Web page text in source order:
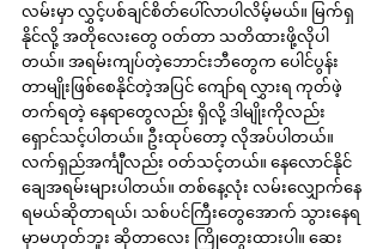
လမ်းမှာ လွှင့်ပစ်ချင်စိတ်ပေါ်လာပါလိမ့်မယ်။ မြက်ရှ
နိုင်လို့ အတိုလေးတွေ ဝတ်တာ သတိထားဖို့လိုပါ
တယ်။ အရမ်းကျပ်တဲ့ဘောင်းဘီတွေက ပေါင်ပွန်း
တာမျိုးဖြစ်စေနိုင်တဲ့အပြင် ကျော်ရ လွှားရ ကုတ်ဖဲ့
တက်ရတဲ့ နေရာတွေလည်း ရှိလို့ ဒါမျိုးကိုလည်း
ရှောင်သင့်ပါတယ်။ ဦးထုပ်တော့ လိုအပ်ပါတယ်။
လက်ရှည်အင်္ကျီလည်း ဝတ်သင့်တယ်။ နေလောင်နိုင်
ချေအရမ်းများပါတယ်။ တစ်နေ့လုံး လမ်းလျှောက်နေ
ရမယ်ဆိုတာရယ်၊ သစ်ပင်ကြီးတွေအောက် သွားနေရ
မှာမဟုတ်ဘူး ဆိုတာလေး ကြိုတွေးထားပါ။ ဆေး